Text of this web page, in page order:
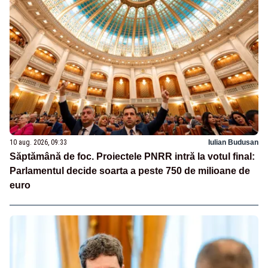
10 aug. 2026, 09:33 Iulian Budusan
Săptămână de foc. Proiectele PNRR intră la votul final:
Parlamentul decide soarta a peste 750 de milioane de
euro